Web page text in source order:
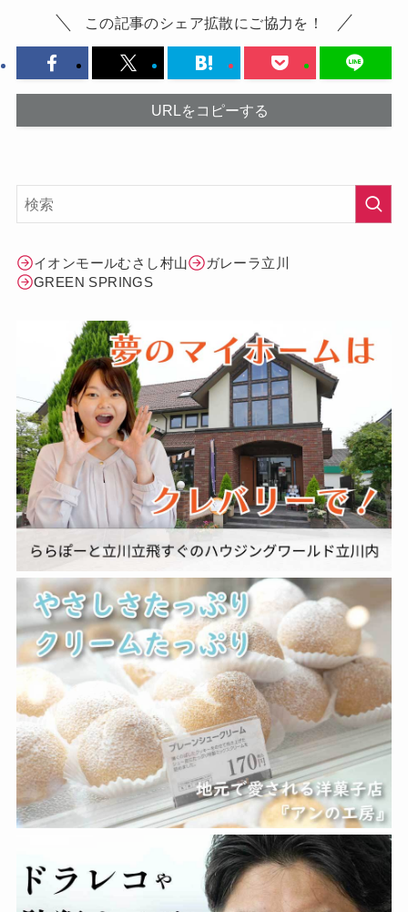
この記事のシェア拡散にご協力を！
URLをコピーする
イオンモールむさし村山
ガレーラ立川
GREEN SPRINGS